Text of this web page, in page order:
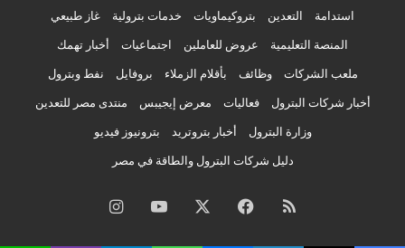
استدامة التعدين بتروكيماويات خدمات بترولية غاز طبيعي
المنصة التعليمية عروض للعاملين اجتماعيات أخبار تهمك
ملعب الشركات وظائف بأقلام الزملاء بروفايل نفط وبترول
أخبار شركات البترول فعاليات معرض إيجيبس منتدى مصر للتعدين
وزارة البترول أخبار بتروتريد بترونيوز فيديو
دليل شركات البترول والطاقة في مصر
ملخصفيسبوك ‫YouTubeانستقرام